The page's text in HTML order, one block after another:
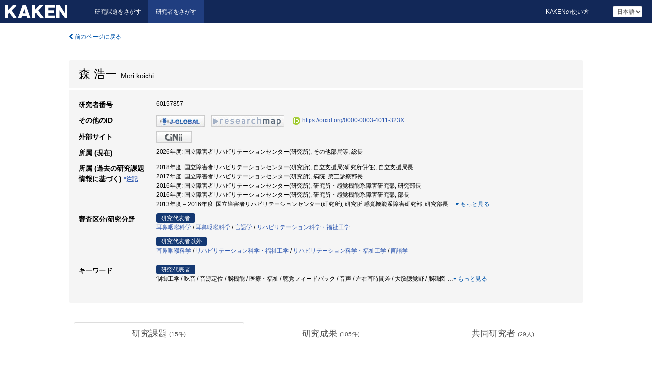
研究課題をさがす 研究者をさがす KAKENの使い方
前のページに戻る
森 浩一 Mori koichi
研究者番号 60157857
その他のID https://orcid.org/0000-0003-4011-323X
外部サイト
所属 (現在) 2026年度: 国立障害者リハビリテーションセンター(研究所), その他部局等, 総長
所属 (過去の研究課題
情報に基づく) *注記
2018年度: 国立障害者リハビリテーションセンター(研究所), 自立支援局(研究所併任), 自立支援局長
2017年度: 国立障害者リハビリテーションセンター(研究所), 病院, 第三診療部長
2016年度: 国立障害者リハビリテーションセンター(研究所), 研究所・感覚機能系障害研究部, 研究部長
2016年度: 国立障害者リハビリテーションセンター(研究所), 研究所・感覚機能系障害研究部, 部長
2013年度 – 2016年度: 国立障害者リハビリテーションセンター(研究所), 研究所 感覚機能系障害研究部, 研究部長 … もっと見る
審査区分/研究分野
研究代表者
耳鼻咽喉科学 /耳鼻咽喉科学 /言語学 / リハビリテーション科学・福祉工学
研究代表者以外
耳鼻咽喉科学 / リハビリテーション科学・福祉工学 / リハビリテーション科学・福祉工学 /言語学
キーワード
研究代表者
制御工学 / 吃音 / 音源定位 / 脳機能 / 医療・福祉 / 聴覚フィードバック / 音声 / 左右耳時間差 / 大脳聴覚野 / 脳磁図 … もっと見る
研究課題 (15件) 研究成果 (105件) 共同研究者 (29 人)